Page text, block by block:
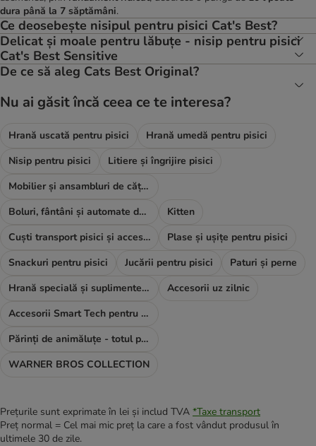
dura până la 7 săptămâni.
Ce deosebește nisipul pentru pisici Cat's Best?
Delicat și moale pentru lăbuțe - nisip pentru pisici
Cat's Best Sensitive
De ce să aleg Cats Best Original?
Nu ai găsit încă ceea ce te interesa?
Hrană uscată pentru pisici
Hrană umedă pentru pisici
Nisip pentru pisici
Litiere și îngrijire pisici
Mobilier și ansambluri de cățărat
Boluri, fântâni și automate de hrană
Kitten
Cuști transport pisici și accesorii
Plase și ușițe pentru pisici
Snackuri pentru pisici
Jucării pentru pisici
Paturi și perne
Hrană specială și suplimente alimentare
Accesorii uz zilnic
Accesorii Smart Tech pentru pisici
Părinți de animăluțe - totul pentru TINE
WARNER BROS COLLECTION
Prețurile sunt exprimate în lei și includ TVA *Taxe transport
Preț normal = Cel mai mic preț la care a fost vândut produsul în
ultimele 30 de zile.